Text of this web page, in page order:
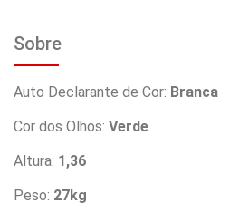
Sobre
Auto Declarante de Cor: Branca
Cor dos Olhos: Verde
Altura: 1,36
Peso: 27kg